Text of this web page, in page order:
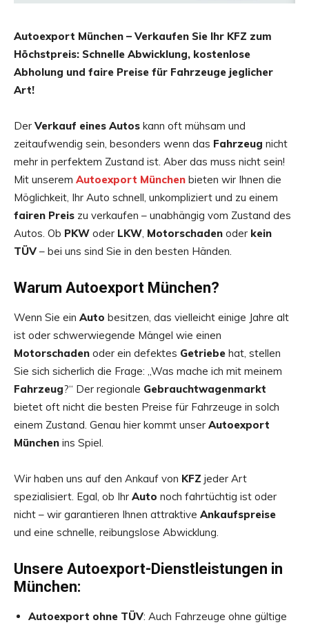
Autoexport München – Verkaufen Sie Ihr KFZ zum
Höchstpreis: Schnelle Abwicklung, kostenlose
Abholung und faire Preise für Fahrzeuge jeglicher
Art!
Der Verkauf eines Autos kann oft mühsam und
zeitaufwendig sein, besonders wenn das Fahrzeug nicht
mehr in perfektem Zustand ist. Aber das muss nicht sein!
Mit unserem Autoexport München bieten wir Ihnen die
Möglichkeit, Ihr Auto schnell, unkompliziert und zu einem
fairen Preis zu verkaufen – unabhängig vom Zustand des
Autos. Ob PKW oder LKW, Motorschaden oder kein
TÜV – bei uns sind Sie in den besten Händen.
Warum Autoexport München?
Wenn Sie ein Auto besitzen, das vielleicht einige Jahre alt
ist oder schwerwiegende Mängel wie einen
Motorschaden oder ein defektes Getriebe hat, stellen
Sie sich sicherlich die Frage: „Was mache ich mit meinem
Fahrzeug?“ Der regionale Gebrauchtwagenmarkt
bietet oft nicht die besten Preise für Fahrzeuge in solch
einem Zustand. Genau hier kommt unser Autoexport
München ins Spiel.
Wir haben uns auf den Ankauf von KFZ jeder Art
spezialisiert. Egal, ob Ihr Auto noch fahrtüchtig ist oder
nicht – wir garantieren Ihnen attraktive Ankaufspreise
und eine schnelle, reibungslose Abwicklung.
Unsere Autoexport-Dienstleistungen in
München:
Autoexport ohne TÜV: Auch Fahrzeuge ohne gültige